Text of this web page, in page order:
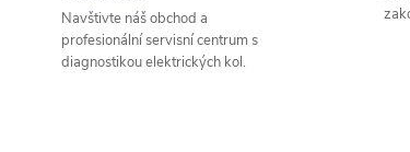
Navštivte náš obchod a
profesionální servisní centrum s
diagnostikou elektrických kol.